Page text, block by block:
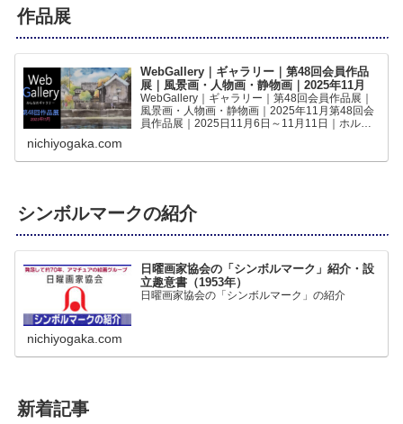
作品展
WebGallery｜ギャラリー｜第48回会員作品
展｜風景画・人物画・静物画｜2025年11月
WebGallery｜ギャラリー｜第48回会員作品展｜
風景画・人物画・静物画｜2025年11月第48回会
員作品展｜2025日11月6日～11月11日｜ホルベ
nichiyogaka.com
シンボルマークの紹介
日曜画家協会の「シンボルマーク」紹介・設
立趣意書（1953年）
日曜画家協会の「シンボルマーク」の紹介
nichiyogaka.com
新着記事